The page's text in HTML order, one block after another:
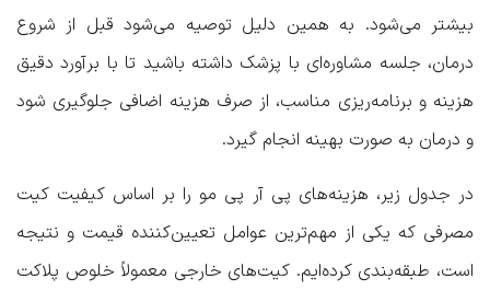
بیشتر می‌شود. به همین دلیل توصیه می‌شود قبل از شروع
درمان، جلسه مشاوره‌ای با پزشک داشته باشید تا با برآورد دقیق
هزینه و برنامه‌ریزی مناسب، از صرف هزینه اضافی جلوگیری شود
و درمان به صورت بهینه انجام گیرد.
در جدول زیر، هزینه‌های پی آر پی مو را بر اساس کیفیت کیت
مصرفی که یکی از مهم‌ترین عوامل تعیین‌کننده قیمت و نتیجه
است، طبقه‌بندی کرده‌ایم. کیت‌های خارجی معمولاً خلوص پلاکت